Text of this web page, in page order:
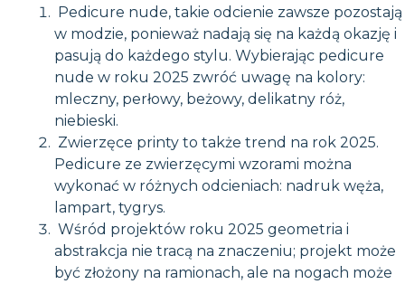
Pedicure nude, takie odcienie zawsze pozostają
w modzie, ponieważ nadają się na każdą okazję i
pasują do każdego stylu. Wybierając pedicure
nude w roku 2025 zwróć uwagę na kolory:
mleczny, perłowy, beżowy, delikatny róż,
niebieski.
Zwierzęce printy to także trend na rok 2025.
Pedicure ze zwierzęcymi wzorami można
wykonać w różnych odcieniach: nadruk węża,
lampart, tygrys.
Wśród projektów roku 2025 geometria i
abstrakcja nie tracą na znaczeniu; projekt może
być złożony na ramionach, ale na nogach może